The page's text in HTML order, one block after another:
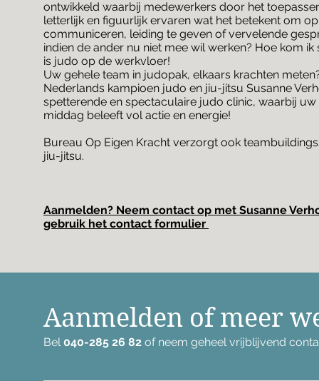
ontwikkeld waarbij medewerkers door het
letterlijk en figuurlijk ervaren wat het betekent om
communiceren, leiding te geven of vervelende
indien de ander nu niet mee wil werken? Hoe kom
is judo op de werkvloer!
Uw gehele team in judopak, elkaars krachten
Nederlands kampioen judo en jiu-jitsu Susanne
spetterende en spectaculaire judo clinic, waarbij uw
middag beleeft vol actie en energie!
Bureau Op Eigen Kracht verzorgt ook
jiu-jitsu.
Aanmelden? Neem contact op met Susanne
gebruik het contact formulier
Aanmelden of meer
Bel040-285 26 82 of neem geheel vrijblijvend